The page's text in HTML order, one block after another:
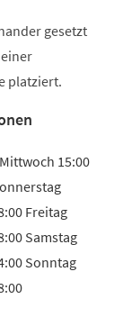
gesetzt
platziert.
Mittwoch 15:00
Freitag
Samstag
Sonntag